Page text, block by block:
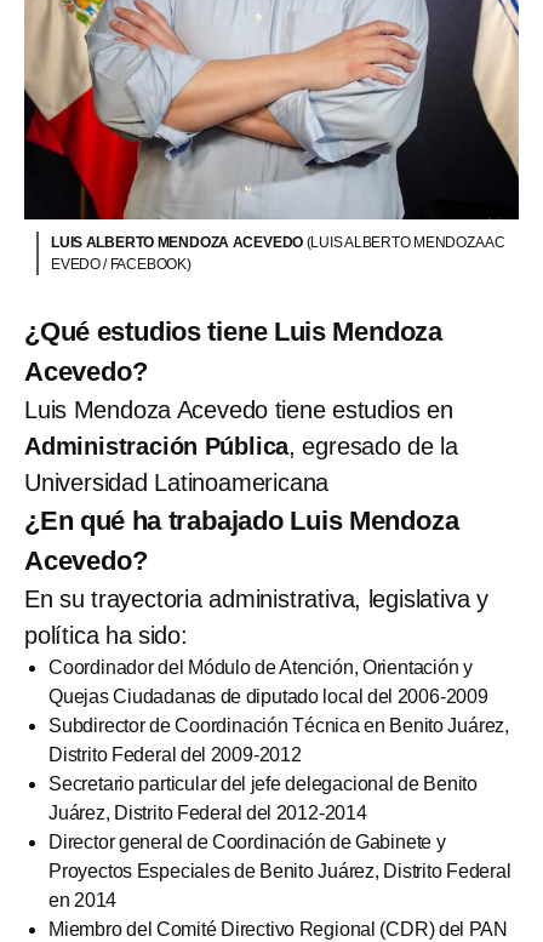
LUIS ALBERTO MENDOZA ACEVEDO (LUIS ALBERTO MENDOZA AC
EVEDO / FACEBOOK)
¿Qué estudios tiene Luis Mendoza
Acevedo?
Luis Mendoza Acevedo tiene estudios en
Administración Pública, egresado de la
Universidad Latinoamericana
¿En qué ha trabajado Luis Mendoza
Acevedo?
En su trayectoria administrativa, legislativa y
política ha sido:
Coordinador del Módulo de Atención, Orientación y
Quejas Ciudadanas de diputado local del 2006-2009
Subdirector de Coordinación Técnica en Benito Juárez,
Distrito Federal del 2009-2012
Secretario particular del jefe delegacional de Benito
Juárez, Distrito Federal del 2012-2014
Director general de Coordinación de Gabinete y
Proyectos Especiales de Benito Juárez, Distrito Federal
en 2014
Miembro del Comité Directivo Regional (CDR) del PAN